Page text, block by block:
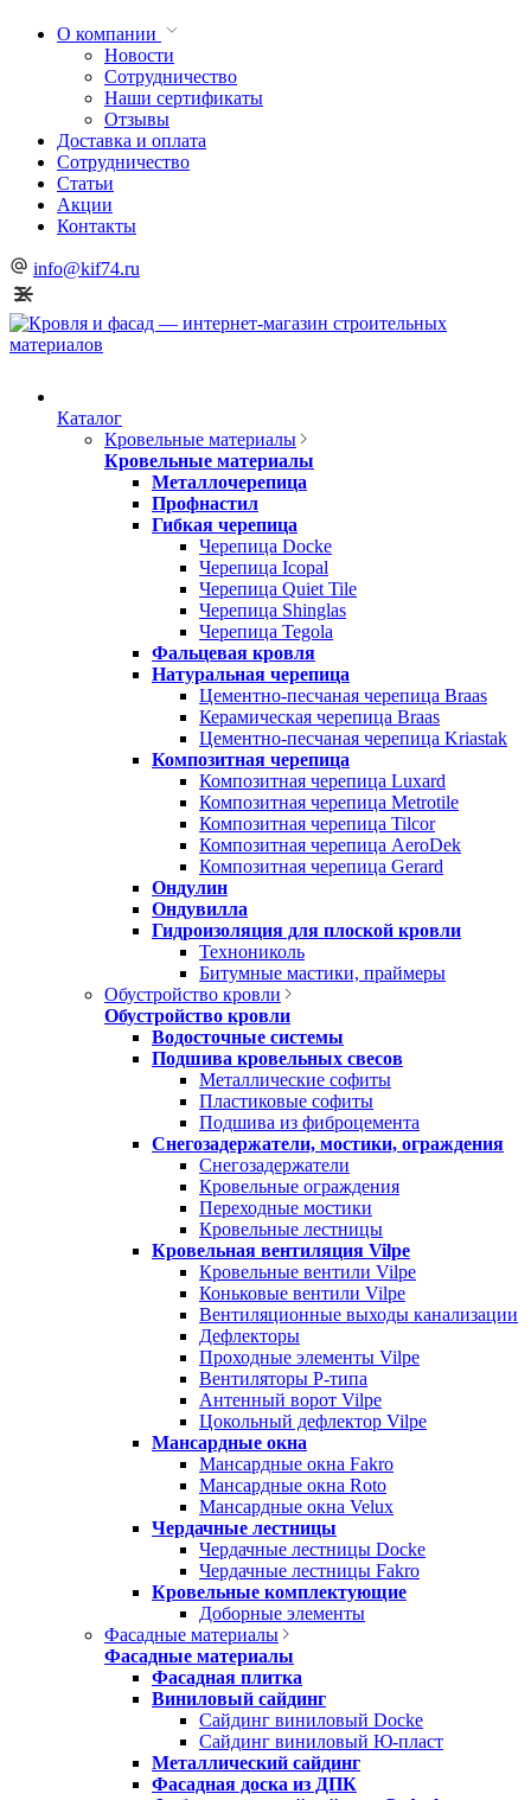
О компании
Новости
Сотрудничество
Наши сертификаты
Отзывы
Доставка и оплата
Сотрудничество
Статьи
Акции
Контакты
info@kif74.ru
Каталог
Кровельные материалы
Кровельные материалы
Металлочерепица
Профнастил
Гибкая черепица
Черепица Docke
Черепица Icopal
Черепица Quiet Tile
Черепица Shinglas
Черепица Tegola
Фальцевая кровля
Натуральная черепица
Цементно-песчаная черепица Braas
Керамическая черепица Braas
Цементно-песчаная черепица Kriastak
Композитная черепица
Композитная черепица Luxard
Композитная черепица Metrotile
Композитная черепица Tilcor
Композитная черепица AeroDek
Композитная черепица Gerard
Ондулин
Ондувилла
Гидроизоляция для плоской кровли
Технониколь
Битумные мастики, праймеры
Обустройство кровли
Обустройство кровли
Водосточные системы
Подшива кровельных свесов
Металлические софиты
Пластиковые софиты
Подшива из фиброцемента
Снегозадержатели, мостики, ограждения
Снегозадержатели
Кровельные ограждения
Переходные мостики
Кровельные лестницы
Кровельная вентиляция Vilpe
Кровельные вентили Vilpe
Коньковые вентили Vilpe
Вентиляционные выходы канализации
Дефлекторы
Проходные элементы Vilpe
Вентиляторы P-типа
Антенный ворот Vilpe
Цокольный дефлектор Vilpe
Мансардные окна
Мансардные окна Fakro
Мансардные окна Roto
Мансардные окна Velux
Чердачные лестницы
Чердачные лестницы Docke
Чердачные лестницы Fakro
Кровельные комплектующие
Доборные элементы
Фасадные материалы
Фасадные материалы
Фасадная плитка
Виниловый сайдинг
Сайдинг виниловый Docke
Сайдинг виниловый Ю-пласт
Металлический сайдинг
Фасадная доска из ДПК